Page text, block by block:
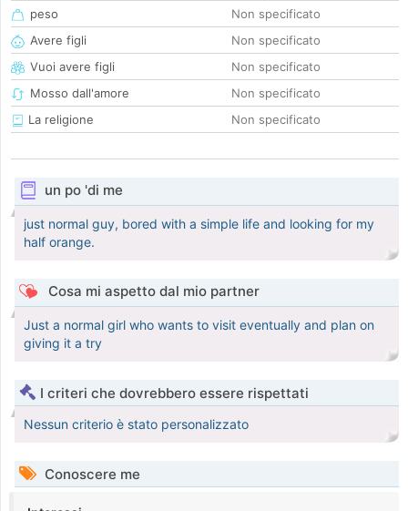
peso
Non specificato
Avere figli
Non specificato
Vuoi avere figli
Non specificato
Mosso dall'amore
Non specificato
La religione
Non specificato
un po 'di me
just normal guy, bored with a simple life and looking for my
half orange.
Cosa mi aspetto dal mio partner
Just a normal girl who wants to visit eventually and plan on
giving it a try
I criteri che dovrebbero essere rispettati
Nessun criterio è stato personalizzato
Conoscere me